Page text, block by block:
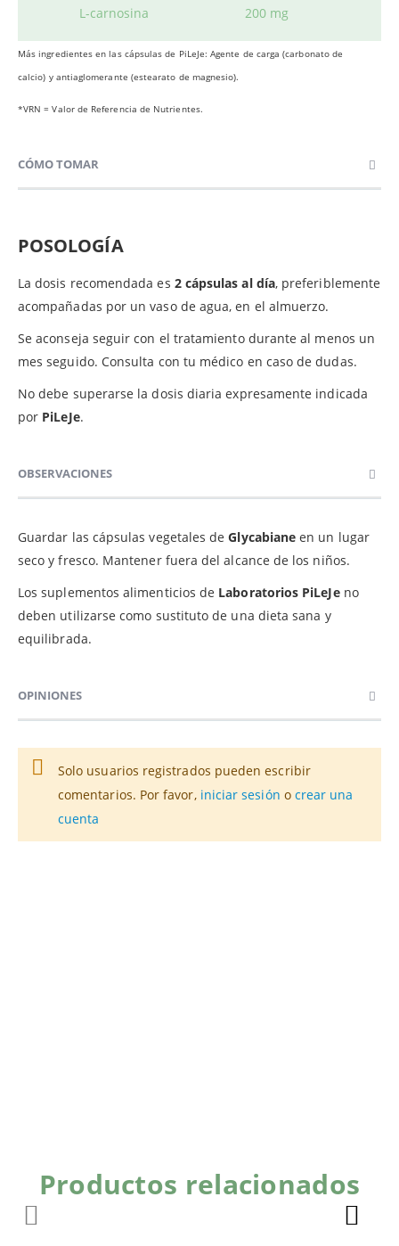
L-carnosina 200 mg
Más ingredientes en las cápsulas de PiLeJe: Agente de carga (carbonato de
calcio) y antiaglomerante (estearato de magnesio).
*VRN = Valor de Referencia de Nutrientes.
CÓMO TOMAR
POSOLOGÍA
La dosis recomendada es 2 cápsulas al día, preferiblemente
acompañadas por un vaso de agua, en el almuerzo.
Se aconseja seguir con el tratamiento durante al menos un
mes seguido. Consulta con tu médico en caso de dudas.
No debe superarse la dosis diaria expresamente indicada
por PiLeJe.
OBSERVACIONES
Guardar las cápsulas vegetales deGlycabiane en un lugar
seco y fresco. Mantener fuera del alcance de los niños.
Los suplementos alimenticios de Laboratorios PiLeJeno
deben utilizarse como sustituto de una dieta sana y
equilibrada.
OPINIONES
Solo usuarios registrados pueden escribir
comentarios. Por favor, iniciar sesión o crear una
cuenta
Productos relacionados